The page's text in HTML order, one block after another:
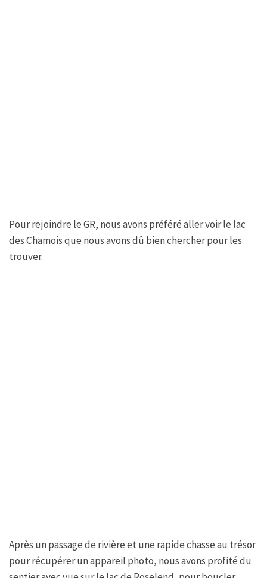
Pour rejoindre le GR, nous avons préféré aller voir le lac
des Chamois que nous avons dû bien chercher pour les
trouver.
Après un passage de rivière et une rapide chasse au trésor
pour récupérer un appareil photo, nous avons profité du